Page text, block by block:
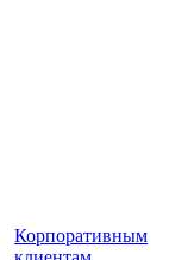
Корпоративным